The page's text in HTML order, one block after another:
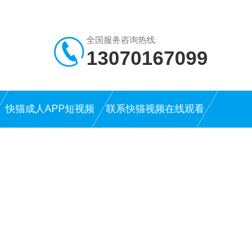
全国服务咨询热线:
13070167099
快猫成人APP短视频 联系快猫视频在线观看